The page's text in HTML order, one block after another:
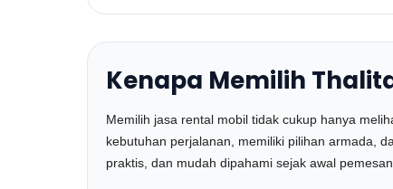
Kenapa Memilih
Memilih jasa rental mobil tidak cukup hanya
kebutuhan perjalanan, memiliki pilihan armada,
praktis, dan mudah dipahami sejak awal